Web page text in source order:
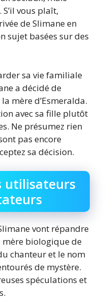
vous plaît,
de Slimane en
sujet basées sur des
sa vie familiale
a décidé de
mère d’Esmeralda.
avec sa fille plutôt
Ne présumez rien
pas encore
sa décision.
utilisateurs
vont répandre
mère biologique de
chanteur et le nom
de mystère.
spéculations et